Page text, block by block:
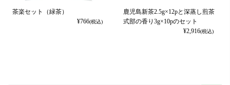
茶楽セット（緑茶）
¥766(税込)
鹿児島新茶2.5g×12pと深蒸し煎茶
式部の香り3g×10pのセット
¥2,916(税込)